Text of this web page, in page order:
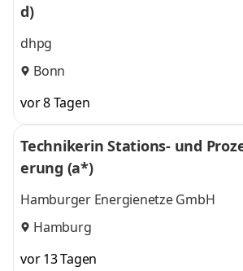
d)
dhpg
Bonn
vor 8 Tagen
Technikerin Stations- und
erung (a*)
Hamburger Energienetze GmbH
Hamburg
vor 13 Tagen